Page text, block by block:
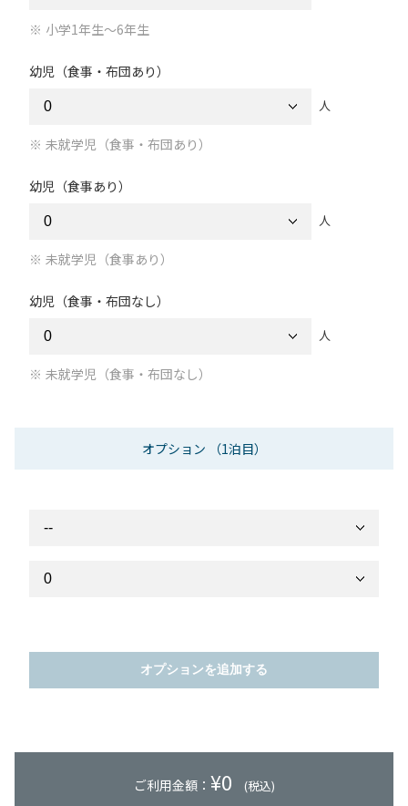
小学1年生～6年生
幼児（食事・布団あり）
人
未就学児（食事・布団あり）
幼児（食事あり）
人
未就学児（食事あり）
幼児（食事・布団なし）
人
未就学児（食事・布団なし）
オプション （1泊目）
オプションを追加する
ご利用金額： ¥0 (税込)